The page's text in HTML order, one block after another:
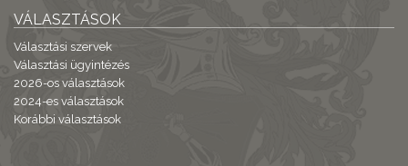
VÁLASZTÁSOK
Választási szervek
Választási ügyintézés
2026-os választások
2024-es választások
Korábbi választások